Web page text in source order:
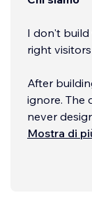
I don't
right
After
ignore. The
never
Mostra di